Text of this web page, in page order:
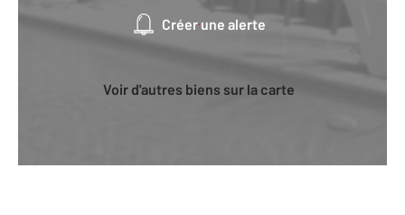
Créer une alerte
Voir d'autres biens sur la carte